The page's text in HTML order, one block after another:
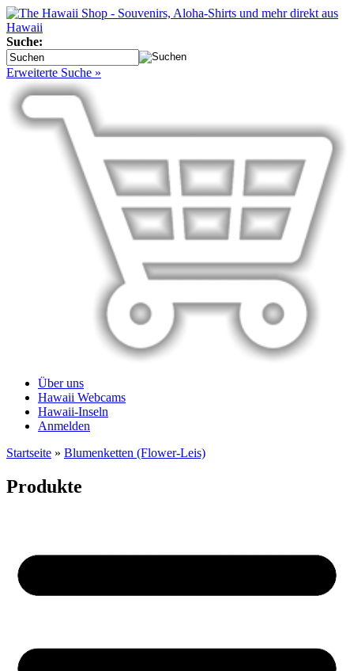
Suche:
Erweiterte Suche »
Über uns
Hawaii Webcams
Hawaii-Inseln
Anmelden
Startseite » Blumenketten (Flower-Leis)
Produkte